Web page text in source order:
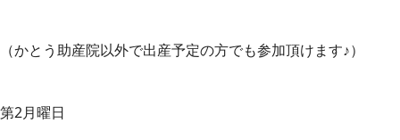
（かとう助産院以外で出産予定の方でも参加頂けます♪）
第2月曜日